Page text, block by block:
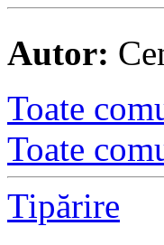
Autor:
Toate
Toate
Tipărire